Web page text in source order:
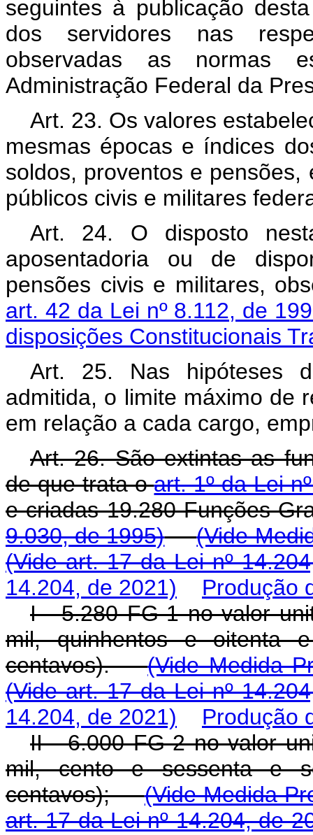
seguintes à publicação
dos servidores nas
observadas as normas
Administração Federal da
Art. 23. Os valores
mesmas épocas e índices
soldos, proventos e
públicos civis e militares
Art. 24. O disposto
aposentadoria ou de
pensões civis e militares,
art. 42 da Lei nº 8.112, de
disposições Constitucionais
Art. 25. Nas hipóteses
admitida, o limite máximo de
em relação a cada cargo,
Art. 26. São extintas as
de que trata oart. 1º da Lei
e criadas 19.280 Funções
9.030, de 1995)
(Vide
(Vide art. 17 da Lei nº
14.204, de 2021)
Produção
I - 5.280 FG-1 no valor
mil, quinhentos e oitenta
centavos).(Vide Medida
(Vide art. 17 da Lei nº
14.204, de 2021)
Produção
II - 6.000 FG-2 no valor
mil, cento e sessenta e
centavos);(Vide Medida
art. 17 da Lei nº 14.204, de